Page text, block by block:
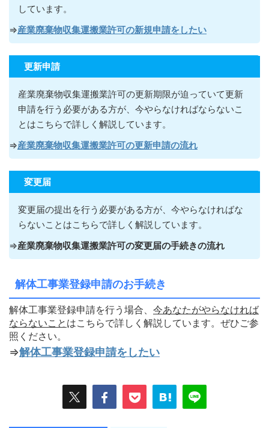
しています。
⇒産業廃棄物収集運搬業許可の新規申請をしたい
更新申請
産業廃棄物収集運搬業許可の更新期限が迫っていて更新
申請を行う必要がある方が 、今やらなければならないこ
とはこちらで詳しく解説しています。
⇒産業廃棄物収集運搬業許可の更新申請の流れ
変更届
変更届の提出を行う必要がある方が 、今やらなければな
らないこ とはこちらで詳しく解説しています。
⇒産業廃棄物収集運搬業許可の変更届の手続きの流れ
解体工事業登録申請のお手続き
解体工事業登録申請を行う場合、 今あなたがやらなければ
ならないこ と はこちらで詳しく解説しています。ぜひご参
照ください。
⇒解体工事業登録申請をしたい